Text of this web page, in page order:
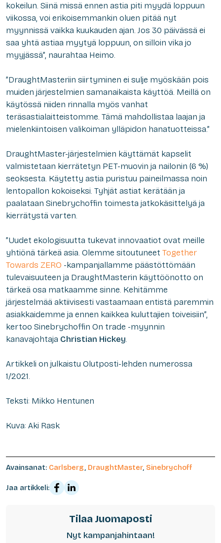
kokeilun. Siinä missä ennen astia piti myydä loppuun
viikossa, voi erikoisemmankin oluen pitää nyt
myynnissä vaikka kuukauden ajan. Jos 30 päivässä ei
saa yhtä astiaa myytyä loppuun, on silloin vika jo
myyjässä”, naurahtaa Heimo.
”DraughtMasteriin siirtyminen ei sulje myöskään pois
muiden järjestelmien samanaikaista käyttöä. Meillä on
käytössä niiden rinnalla myös vanhat
teräsastialaitteistomme. Tämä mahdollistaa laajan ja
mielenkiintoisen valikoiman ylläpidon hanatuotteissa.”
DraughtMaster-järjestelmien käyttämät kapselit
valmistetaan kierrätetyn PET-muovin ja nailonin (6 %)
seoksesta. Käytetty astia puristuu paineilmassa noin
lentopallon kokoiseksi. Tyhjät astiat kerätään ja
paalataan Sinebrychoffin toimesta jatkokäsittelyä ja
kierrätystä varten.
”Uudet ekologisuutta tukevat innovaatiot ovat meille
yhtiönä tärkeä asia. Olemme sitoutuneet Together
Towards ZERO -kampanjallamme päästöttömään
tulevaisuuteen ja DraughtMasterin käyttöönotto on
tärkeä osa matkaamme sinne. Kehitämme
järjestelmää aktiivisesti vastaamaan entistä paremmin
asiakkaidemme ja ennen kaikkea kuluttajien toiveisiin”,
kertoo Sinebrychoffin On trade -myynnin
kanavajohtaja Christian Hickey.
Artikkeli on julkaistu Olutposti-lehden numerossa
1/2021.
Teksti: Mikko Hentunen
Kuva: Aki Rask
Avainsanat: Carlsberg, DraughtMaster, Sinebrychoff
Jaa artikkeli:
Tilaa Juomaposti
Nyt kampanjahintaan!